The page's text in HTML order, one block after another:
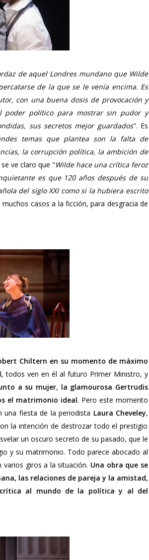
de aquel Londres mundano que Wilde
de la que se le venía encima. Es
con una buena dosis de provocación y
poder político para mostrar sin pudor y
sus secretos mejor guardados". Es
temas que plantea son la falta de
la corrupción política, la ambición de
ve claro que "Wilde hace una crítica feroz
es que 120 años después de su
del siglo XXI como si la hubiera escrito
casos a la ficción, para desgracia de
Chiltern en su momento de máximo
todos ven en él al futuro Primer Ministro, y
a su mujer, la glamourosa Gertrudis
el matrimonio ideal. Pero este momento
una fiesta de la periodista Laura Cheveley,
la intención de destrozar todo el prestigio
un oscuro secreto de su pasado, que le
y su matrimonio. Todo parece abocado al
varios giros a la situación. Una obra que se
las relaciones de pareja y la amistad,
al mundo de la política y al del